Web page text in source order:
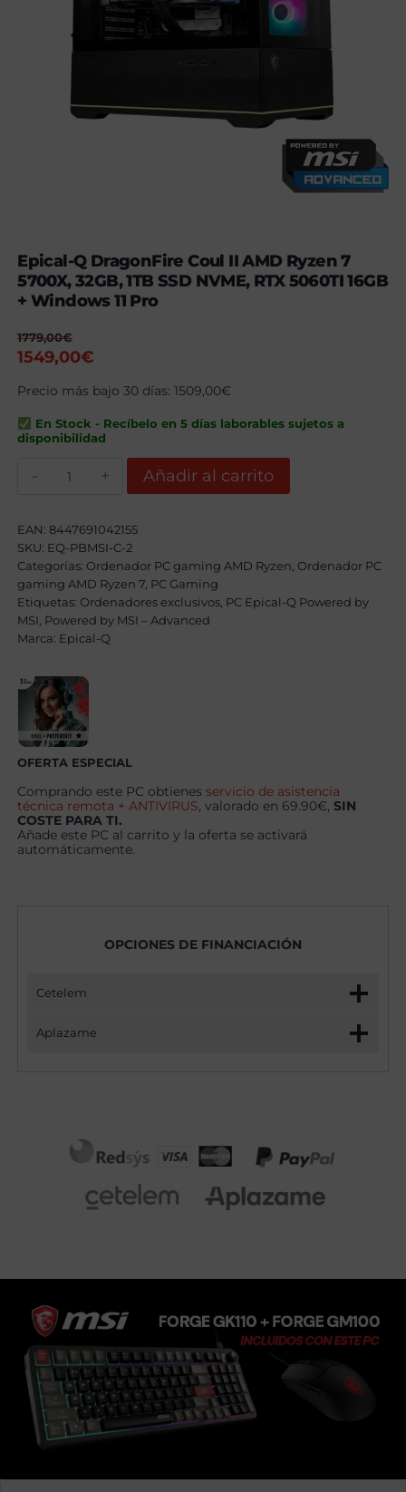
Epical-Q DragonFire Coul II AMD Ryzen 7
5700X, 32GB, 1TB SSD NVME, RTX 5060TI 16GB
+ Windows 11 Pro
1779,00€
El
original
era:
1779,00€.
1549,00€
actual
es:
1549,00€.
Precio más bajo 30 días:1509,00€
En Stock - Recíbelo en 5 días laborables sujetos a
disponibilidad
II
AMD
Ryzen
7
5700X,
32GB,
1TB
SSD
NVME,
16GB
+
Windows
11
Pro
cantidad
Añadir al carrito
EAN:8447691042155
SKU: EQ-PBMSI-C-2
Categorías: Ordenador PC gaming AMD Ryzen Ordenador PC
gaming AMD Ryzen 7 PC Gaming
Etiquetas: Ordenadores exclusivos PC Epical-Q Powered by
MSI Powered by MSI – Advanced
Marca: Epical-Q
OFERTA ESPECIAL
Comprando este PC obtienes servicio de asistencia
técnica remota + ANTIVIRUS, valorado en 69.90€,SIN
COSTE PARA TI.
Añade este PC al carrito y la oferta se activará
automáticamente.
OPCIONES DE FINANCIACIÓN
Cetelem
Aplazame